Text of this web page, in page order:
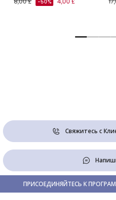
-50%
Свяжитесь с
ПРИСОЕДИНЯЙТЕСЬ К